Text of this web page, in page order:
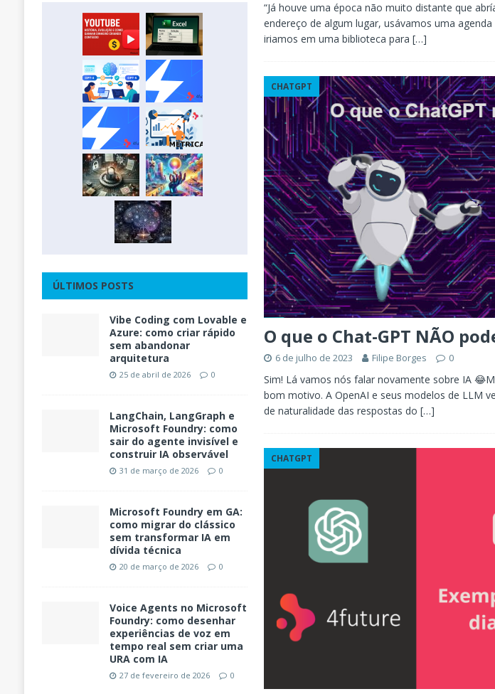
“Já houve uma época não muito distante que
endereço de algum lugar, usávamos uma
iriamos em uma biblioteca para[…]
CHATGPT
O que o Chat-GPT NÃO
6 de julho de 2023 Filipe Borges 0
Sim! Lá vamos nós falar novamente sobre IA
bom motivo. A OpenAI e seus modelos de LLM
de naturalidade das respostas do[…]
CHATGPT
ÚLTIMOS POSTS
Vibe Coding com Lovable e
Azure: como criar rápido
sem abandonar
arquitetura
25 de abril de 2026 0
LangChain, LangGraph e
Microsoft Foundry: como
sair do agente invisível e
construir IA observável
31 de março de 2026 0
Microsoft Foundry em GA:
como migrar do clássico
sem transformar IA em
dívida técnica
20 de março de 2026 0
Voice Agents no Microsoft
Foundry: como desenhar
experiências de voz em
tempo real sem criar uma
URA com IA
27 de fevereiro de 2026 0